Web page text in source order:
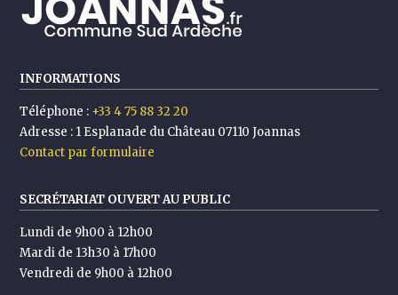
INFORMATIONS
Téléphone : +33 4 75 88 32 20
Adresse : 1 Esplanade du Château 07110 Joannas
Contact par formulaire
SECRÉTARIAT OUVERT AU PUBLIC
Lundi de 9h00 à 12h00
Mardi de 13h30 à 17h00
Vendredi de 9h00 à 12h00